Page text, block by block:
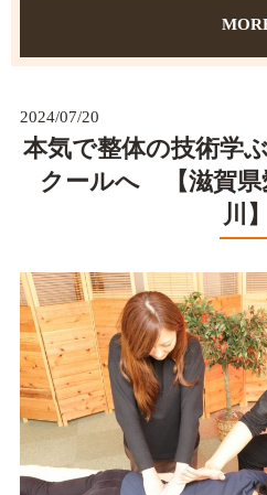
2024/07/20
本気で整体の技術学
クールへ 【滋賀県
川】